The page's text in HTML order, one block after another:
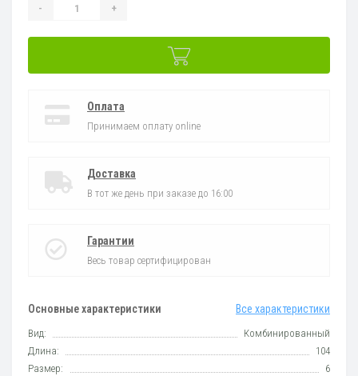
Основные характеристики Все характеристики
Вид:
Комбинированный
Длина:
104
Размер:
6
- +
Оплата
Принимаем оплату online
Доставка
В тот же день при заказе до 16:00
Гарантии
Весь товар сертифицирован